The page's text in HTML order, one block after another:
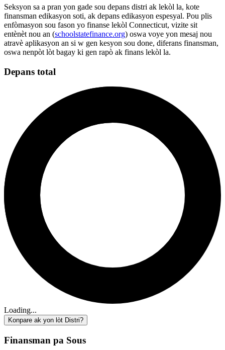
Seksyon sa a pran yon gade sou depans distri ak lekòl la, kote
finansman edikasyon soti, ak depans edikasyon espesyal. Pou plis
enfòmasyon sou fason yo finanse lekòl Connecticut, vizite sit
entènèt nou an (schoolstatefinance.org) oswa voye yon mesaj nou
atravè aplikasyon an si w gen kesyon sou done, diferans finansman,
oswa nenpòt lòt bagay ki gen rapò ak finans lekòl la.
Depans total
Loading...
Konpare ak yon lòt Distri?
Finansman pa Sous